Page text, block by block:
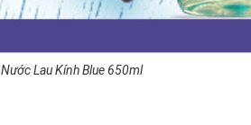
Nước Lau Kính Blue 650ml